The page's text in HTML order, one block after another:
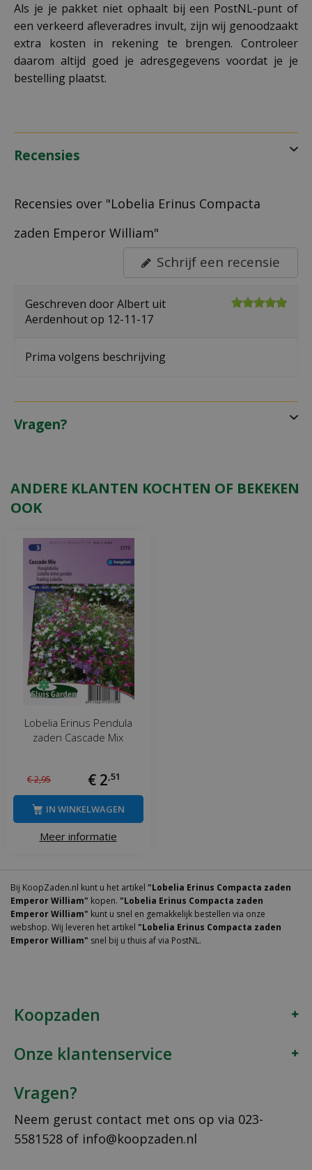
Als je je pakket niet ophaalt bij een PostNL-punt of
een verkeerd afleveradres invult, zijn wij genoodzaakt
extra kosten in rekening te brengen. Controleer
daarom altijd goed je adresgegevens voordat je je
bestelling plaatst.
Recensies
Recensies over "Lobelia Erinus Compacta
zaden Emperor William"
Schrijf een recensie
Geschreven doorAlbert uit
Aerdenhout op 12-11-17
Prima volgens beschrijving
Vragen?
ANDERE KLANTEN KOCHTEN OF BEKEKEN
OOK
Lobelia Erinus Pendula
zaden Cascade Mix
€2,95 € 2,51
Meer informatie
IN WINKELWAGEN
Bij KoopZaden.nl kunt u het artikel "Lobelia Erinus Compacta zaden
Emperor William" kopen. "Lobelia Erinus Compacta zaden
Emperor William" kunt u snel en gemakkelijk bestellen via onze
webshop. Wij leveren het artikel "Lobelia Erinus Compacta zaden
Emperor William" snel bij u thuis af via PostNL.
Koopzaden
Onze klantenservice
Vragen?
Neem gerust contact met ons op via 023-
5581528 of info@koopzaden.nl